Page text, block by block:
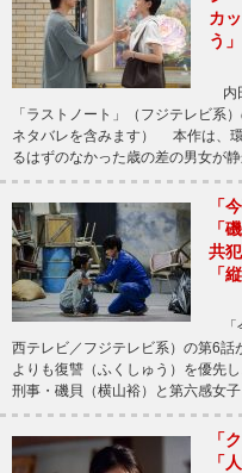
カ
う」
内
「ラストノート」（フジテレビ系
ネタバレを含みます） 本作は、
るはずのなかった歳の差の男女が
「
「
共
「
「
西テレビ／フジテレビ系）の第6
よりも復讐（ふくしゅう）を優先
刑事・磯貝（横山裕）と第六感女
「
「